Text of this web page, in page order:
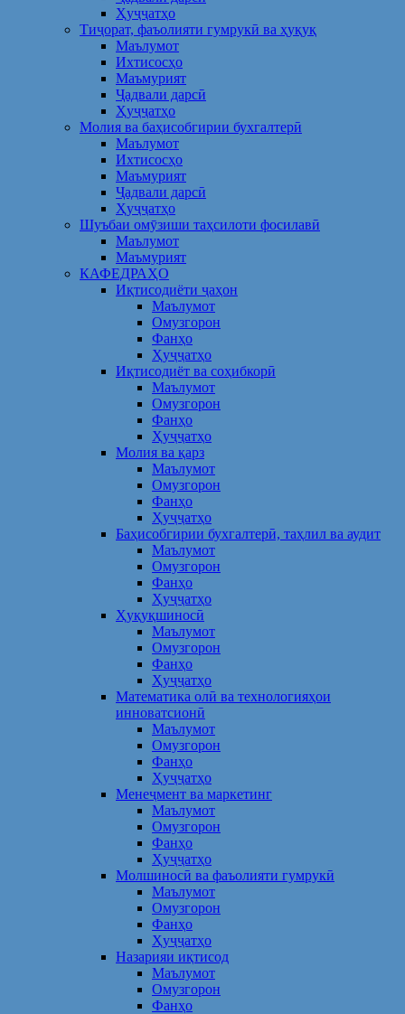
Ҳуҷҷатҳо
Тиҷорат, фаъолияти гумрукӣ ва ҳуқуқ
Маълумот
Ихтисосҳо
Маъмурият
Ҷадвали дарсӣ
Ҳуҷҷатҳо
Молия ва баҳисобгирии бухгалтерӣ
Маълумот
Ихтисосҳо
Маъмурият
Ҷадвали дарсӣ
Ҳуҷҷатҳо
Шуъбаи омӯзиши таҳсилоти фосилавӣ
Маълумот
Маъмурият
КАФЕДРАҲО
Иқтисодиёти ҷаҳон
Маълумот
Омузгорон
Фанҳо
Ҳуҷҷатҳо
Иқтисодиёт ва соҳибкорӣ
Маълумот
Омузгорон
Фанҳо
Ҳуҷҷатҳо
Молия ва қарз
Маълумот
Омузгорон
Фанҳо
Ҳуҷҷатҳо
Баҳисобгирии бухгалтерӣ, таҳлил ва аудит
Маълумот
Омузгорон
Фанҳо
Ҳуҷҷатҳо
Ҳуқуқшиносӣ
Маълумот
Омузгорон
Фанҳо
Ҳуҷҷатҳо
Математика олӣ ва технологияҳои
инноватсионӣ
Маълумот
Омузгорон
Фанҳо
Ҳуҷҷатҳо
Менеҷмент ва маркетинг
Маълумот
Омузгорон
Фанҳо
Ҳуҷҷатҳо
Молшиносӣ ва фаъолияти гумрукӣ
Маълумот
Омузгорон
Фанҳо
Ҳуҷҷатҳо
Назарияи иқтисод
Маълумот
Омузгорон
Фанҳо